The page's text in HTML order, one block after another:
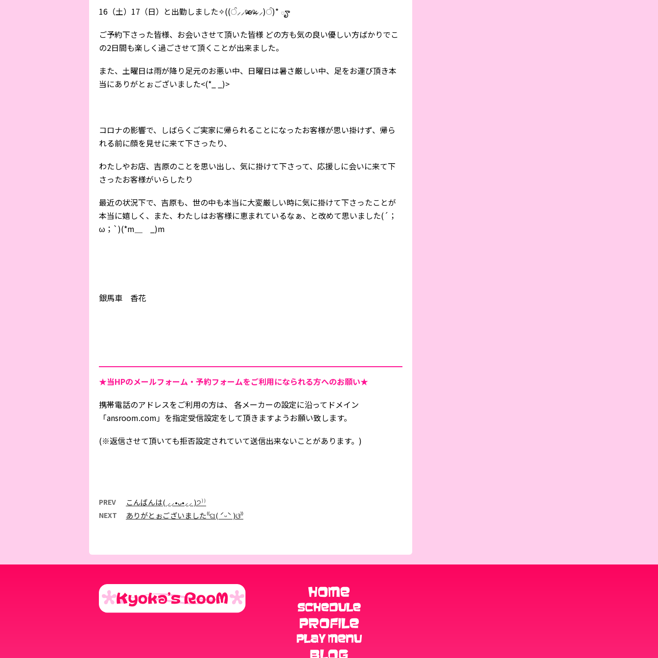
16（土）17（日）と出勤しました✧((ੰ⸝⸝ᵒ̴̶̷ѳᵒ̴̶̷⸝⸝)ੰ)* ౄ
ご予約下さった皆様、お会いさせて頂いた皆様 どの方も気の良い優しい方ばかりでこ
の2日間も楽しく過ごさせて頂くことが出来ました。
また、土曜日は雨が降り足元のお悪い中、日曜日は暑さ厳しい中、足をお運び頂き本
当にありがとぉございました<(*_ _)>
コロナの影響で、しばらくご実家に帰られることになったお客様が思い掛けず、帰ら
れる前に顔を見せに来て下さったり、
わたしやお店、吉原のことを思い出し、気に掛けて下さって、応援しに会いに来て下
さったお客様がいらしたり
最近の状況下で、吉原も、世の中も本当に大変厳しい時に気に掛けて下さったことが
本当に嬉しく、また、わたしはお客様に恵まれているなぁ、と改めて思いました(´；
ω；`)(*m＿ _)m
銀馬車 香花
★当HPのメールフォーム・予約フォームをご利用になられる方へのお願い★
携帯電話のアドレスをご利用の方は、 各メーカーの設定に沿ってドメイン
「ansroom.com」を指定受信設定をして頂きますようお願い致します。
(※返信させて頂いても拒否設定されていて送信出来ないことがあります。)
PREV こんばんは( ⸝⸝•ᴗ•⸝⸝ )੭⁾⁾
NEXT ありがとぉございました⁽⁽ଘ( ˊᵕˋ )ଓ⁾⁾